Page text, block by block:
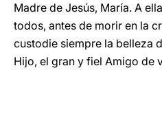
Madre de Jesús, María. A
todos, antes de morir en la
custodie siempre la belleza
Hijo, el gran y fiel Amigo de